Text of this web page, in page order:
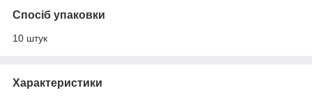
Спосіб упаковки
10 штук
Характеристики